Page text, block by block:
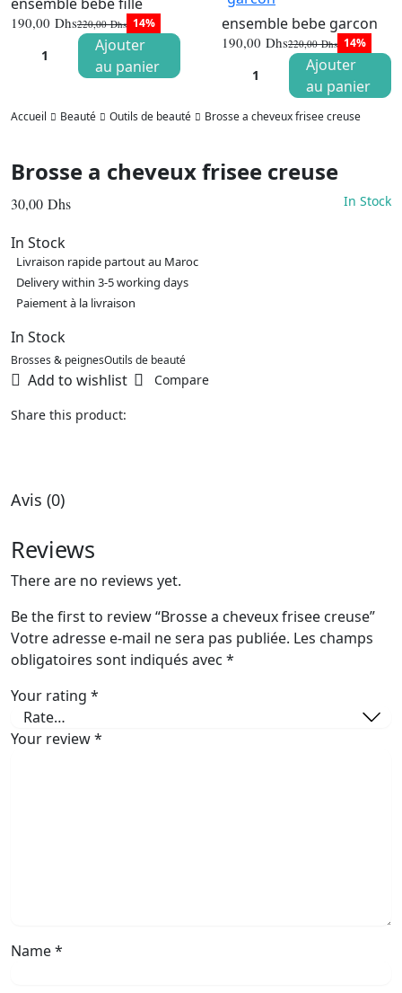
220,00Dhs
Le
prix
initial
était :
190,00 Dhs
Le
prix
actuel
est :
14%
Ajouter
au panier
ensemble bebe garcon
220,00Dhs
Le
prix
initial
était :
190,00 Dhs
Le
prix
actuel
est :
14%
Ajouter
au panier
Accueil Beauté Outils de beauté Brosse a cheveux frisee creuse
Brosse a cheveux frisee creuse
30,00 Dhs In Stock
In Stock
Livraison rapide partout au Maroc
Delivery within 3-5 working days
Paiement à la livraison
In Stock
Brosses & peignesOutils de beauté
Add to wishlist Compare
Share this product:
Avis (0)
Reviews
There are no reviews yet.
Be the first to review “Brosse a cheveux frisee creuse”
Votre adresse e-mail ne sera pas publiée. Les champs
obligatoires sont indiqués avec *
Your rating *
Your review*
Name*